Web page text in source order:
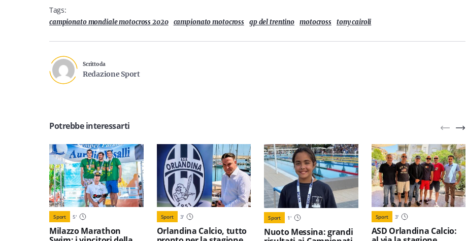
Tags:
campionato mondiale motocross 2020 campionato motocross gp del trentino motocross tony cairoli
Scritto da
Redazione Sport
Potrebbe interessarti
Sport 5'
Milazzo Marathon
Sport 3'
Orlandina Calcio, tutto
Sport 1'
Nuoto Messina: grandi
Sport 3'
ASD Orlandina Calcio: